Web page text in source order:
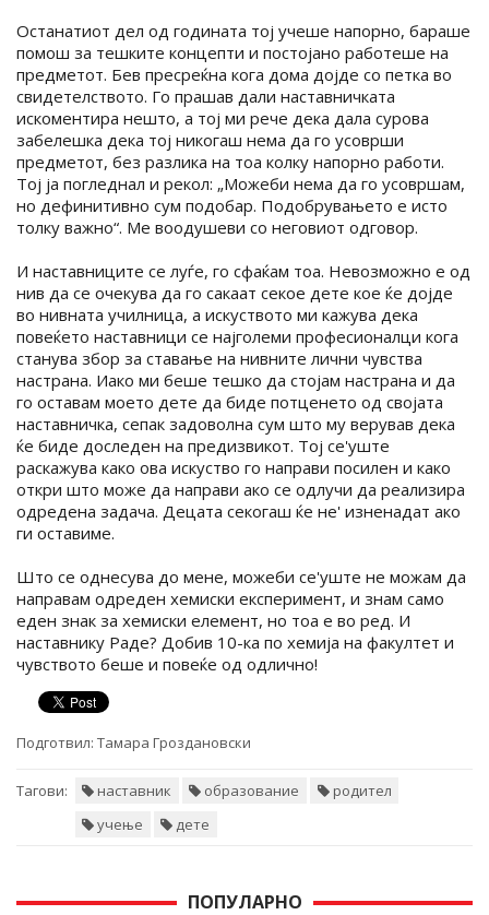
Останатиот дел од годината тој учеше напорно, бараше
помош за тешките концепти и постојано работеше на
предметот. Бев пресреќна кога дома дојде со петка во
свидетелството. Го прашав дали наставничката
искоментира нешто, а тој ми рече дека дала сурова
забелешка дека тој никогаш нема да го усоврши
предметот, без разлика на тоа колку напорно работи.
Тој ја погледнал и рекол: „Можеби нема да го усовршам,
но дефинитивно сум подобар. Подобрувањето е исто
толку важно“. Ме воодушеви со неговиот одговор.
И наставниците се луѓе, го сфаќам тоа. Невозможно е од
нив да се очекува да го сакаат секое дете кое ќе дојде
во нивната училница, а искуството ми кажува дека
повеќето наставници се најголеми професионалци кога
станува збор за ставање на нивните лични чувства
настрана. Иако ми беше тешко да стојам настрана и да
го оставам моето дете да биде потценето од својата
наставничка, сепак задоволна сум што му верував дека
ќе биде доследен на предизвикот. Тој се'уште
раскажува како ова искуство го направи посилен и како
откри што може да направи ако се одлучи да реализира
одредена задача. Децата секогаш ќе не' изненадат ако
ги оставиме.
Што се однесува до мене, можеби се'уште не можам да
направам одреден хемиски експеримент, и знам само
еден знак за хемиски елемент, но тоа е во ред. И
наставнику Раде? Добив 10-ка по хемија на факултет и
чувството беше и повеќе од одлично!
Подготвил: Тамара Гроздановски
Тагови: наставник образование
родител
учење
дете
ПОПУЛАРНО